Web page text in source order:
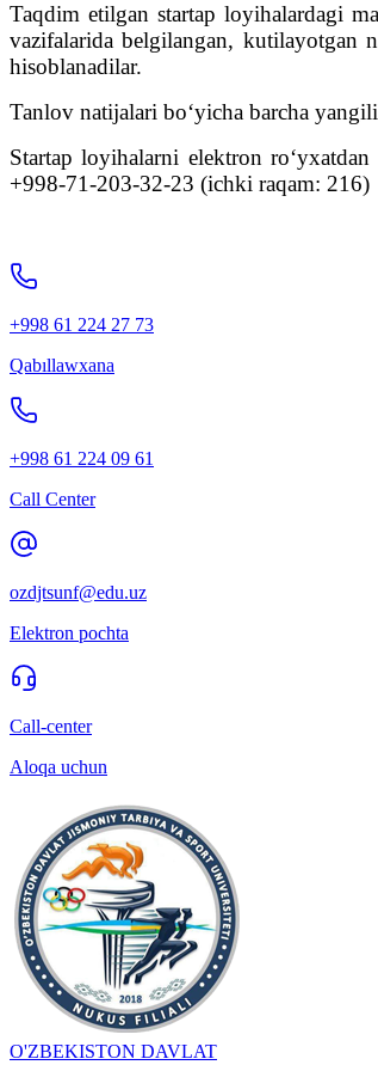
Taqdim etilgan startap loyihalardagi
vazifalarida belgilangan, kutilayotgan
hisoblanadilar.
Tanlov natijalari bo‘yicha barcha
Startap loyihalarni elektron
+998-71-203-32-23 (ichki raqam: 216)
+998 61 224 27 73
Qabıllawxana
+998 61 224 09 61
Call Center
ozdjtsunf@edu.uz
Elektron pochta
Call-center
Aloqa uchun
O'ZBEKISTON DAVLAT